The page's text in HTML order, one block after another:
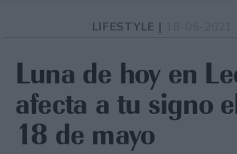
LIFESTYLE |
Luna de hoy en
afecta a tu signo
18 de mayo